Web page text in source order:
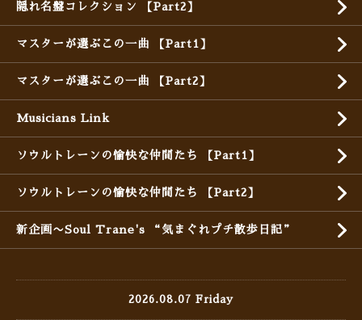
隠れ名盤コレクション 【Part2】
マスターが選ぶこの一曲 【Part1】
マスターが選ぶこの一曲 【Part2】
Musicians Link
ソウルトレーンの愉快な仲間たち 【Part1】
ソウルトレーンの愉快な仲間たち 【Part2】
新企画〜Soul Trane's “気まぐれプチ散歩日記”
2026.08.07 Friday